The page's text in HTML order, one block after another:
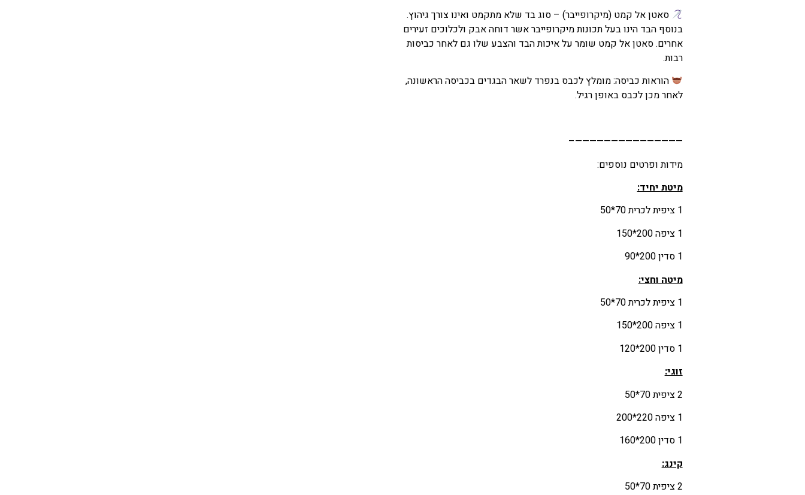
טווח
מחירים:
⁦₪70⁩
סאטן אל קמט (מיקרופייבר) – סוג בד שלא מתקמט ואינו צורך גיהוץ.
בנוסף הבד הינו בעל תכונות מיקרופייבר אשר דוחה אבק ולכלוכים זעירים
אחרים. סאטן אל קמט שומר על איכות הבד והצבע שלו גם לאחר כביסות
רבות.
הוראות כביסה: מומלץ לכבס בנפרד לשאר הבגדים בכביסה הראשונה,
לאחר מכן לכבס באופן רגיל.
———————————————–
מידות ופרטים נוספים:
מיטת יחיד:
1 ציפית לכרית 70*50
1 ציפה 200*150
1 סדין 200*90
מיטה וחצי:
1 ציפית לכרית 70*50
1 ציפה 200*150
1 סדין 200*120
זוגי:
2 ציפית 70*50
1 ציפה 220*200
1 סדין 200*160
קינג:
2 ציפית 70*50